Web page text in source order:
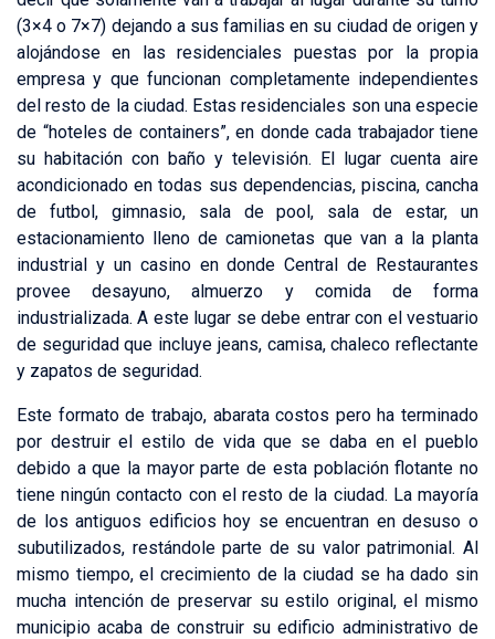
(3×4 o 7×7) dejando a sus familias en su ciudad de origen y
alojándose en las residenciales puestas por la propia
empresa y que funcionan completamente independientes
del resto de la ciudad. Estas residenciales son una especie
de “hoteles de containers”, en donde cada trabajador tiene
su habitación con baño y televisión. El lugar cuenta aire
acondicionado en todas sus dependencias, piscina, cancha
de futbol, gimnasio, sala de pool, sala de estar, un
estacionamiento lleno de camionetas que van a la planta
industrial y un casino en donde Central de Restaurantes
provee desayuno, almuerzo y comida de forma
industrializada. A este lugar se debe entrar con el vestuario
de seguridad que incluye jeans, camisa, chaleco reflectante
y zapatos de seguridad.
Este formato de trabajo, abarata costos pero ha terminado
por destruir el estilo de vida que se daba en el pueblo
debido a que la mayor parte de esta población flotante no
tiene ningún contacto con el resto de la ciudad. La mayoría
de los antiguos edificios hoy se encuentran en desuso o
subutilizados, restándole parte de su valor patrimonial. Al
mismo tiempo, el crecimiento de la ciudad se ha dado sin
mucha intención de preservar su estilo original, el mismo
municipio acaba de construir su edificio administrativo de